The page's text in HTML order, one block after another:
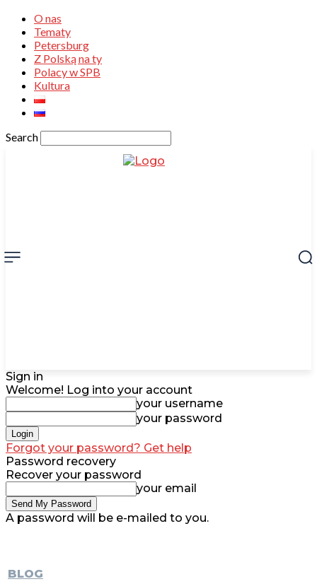
O nas
Tematy
Petersburg
Z Polską na ty
Polacy w SPB
Kultura
Search
Sign in
Welcome! Log into your account
your username
your password
Forgot your password? Get help
Password recovery
Recover your password
your email
A password will be e-mailed to you.
BLOG